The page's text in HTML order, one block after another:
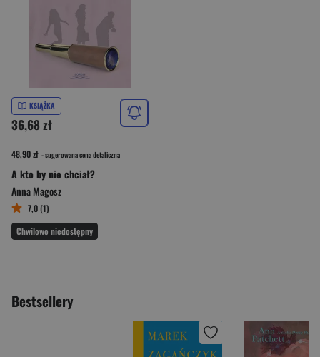
KSIĄŻKA
36,68 zł
48,90 zł - sugerowana cena detaliczna
A kto by nie chciał?
Anna Magosz
7,0 (1)
Chwilowo niedostępny
Bestsellery